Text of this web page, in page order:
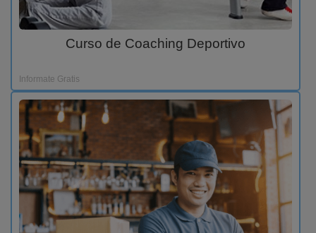
Curso de Coaching Deportivo
Informate Gratis